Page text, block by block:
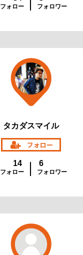
フォロー フォロワー
タカダスマイル
14
フォロー
6
フォロワー